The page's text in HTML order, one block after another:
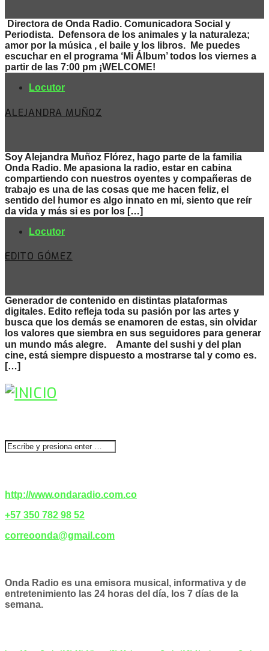
Directora de Onda Radio. Comunicadora Social y
Periodista. Defensora de los animales y la naturaleza;
amor por la música , el baile y los libros. Me puedes
escuchar en el programa ‘Mi Álbum’ todos los viernes a
partir de las 7:00 pm ¡WELCOME!
Locutor
ALEJANDRA MUÑOZ
Soy Alejandra Muñoz Flórez, hago parte de la familia
Onda Radio. Me apasiona la radio, estar en cabina
compartiendo con nuestros oyentes y compañeras de
trabajo es una de las cosas que me hacen feliz, el
sentido del humor es algo innato en mi, siento que reír
da vida y más si es por los […]
Locutor
EDITO GÓMEZ
Generador de contenido en distintas plataformas
digitales. Edito refleja toda su pasión por las artes y
busca que los demás se enamoren de estas, sin olvidar
los valores que siembra en sus seguidores para generar
un mundo más alegre.⠀ Amante del sushi y del plan
cine, está siempre dispuesto a mostrarse tal y como es.
[…]
http://www.ondaradio.com.co
+57 350 782 98 52
correoonda@gmail.com
Onda Radio es una emisora musical, informativa y de
entretenimiento las 24 horas del día, los 7 días de la
semana.